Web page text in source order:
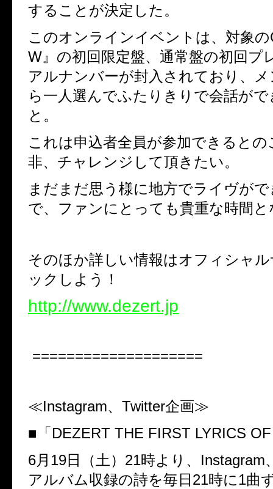
することが決定した。
このオンラインイベントは、対象の
W』の初回限定盤、通常盤の初回プ
アルナンバーが封入されており、
ら一人選んでふたりきりで会話が
と。
これは申込者全員が参加できると
非、チャレンジして頂きたい。
まだまだ思う様に地方でライヴが
で、ファンにとっても貴重な時間
そのほか詳しい情報はオフィシャ
ックしよう！
http://www.dezert.jp
====================
≪Instagram、 Twitter企画≫
■「 DEZERT THE FIRST LYRICS
6月 19日（土） 21時より、 Instagram
アルバム収録の詩を毎日 21時に1曲